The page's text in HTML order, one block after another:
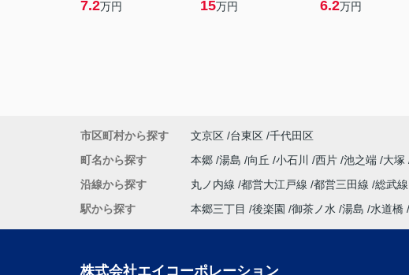
7.2万円 15万円 6.2万円
市区町村から探す 文京区 台東区 千代田区
町名から探す
本郷 湯島 向丘 小石川 西片 池之端 大塚
沿線から探す
丸ノ内線 都営大江戸線 都営三田線 総武線
駅から探す
本郷三丁目 後楽園 御茶ノ水 湯島 水道橋
株式会社エイコーポレーション